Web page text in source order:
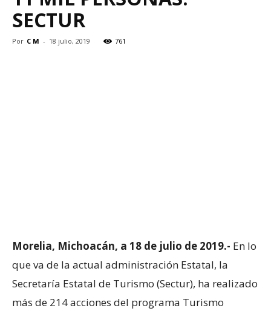
SECTUR
Por C M - 18 julio, 2019 761
Morelia, Michoacán, a 18 de julio de 2019.- En lo
que va de la actual administración Estatal, la
Secretaría Estatal de Turismo (Sectur), ha realizado
más de 214 acciones del programa Turismo